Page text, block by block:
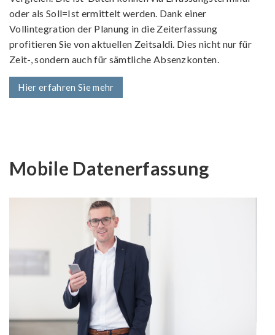
oder als Soll=Ist ermittelt werden. Dank einer
Vollintegration der Planung in die Zeiterfassung
profitieren Sie von aktuellen Zeitsaldi. Dies nicht nur für
Zeit-, sondern auch für sämtliche Absenzkonten.
Hier erfahren Sie mehr
Mobile Datenerfassung